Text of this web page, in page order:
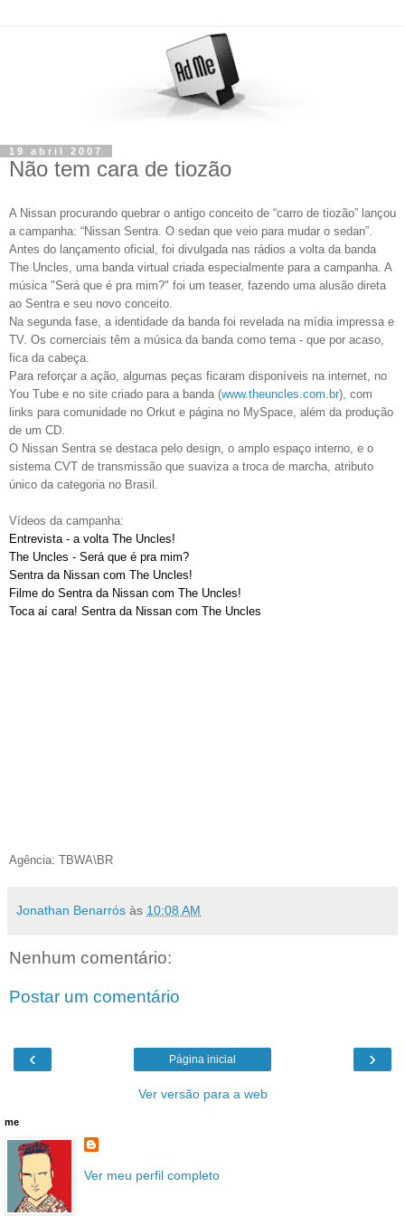
19 abril 2007
Não tem cara de tiozão
A Nissan procurando quebrar o antigo conceito de “carro de tiozão” lançou
a campanha: “Nissan Sentra. O sedan que veio para mudar o sedan”.
Antes do lançamento oficial, foi divulgada nas rádios a volta da banda
The Uncles, uma banda virtual criada especialmente para a campanha. A
música "Será que é pra mim?" foi um teaser, fazendo uma alusão direta
ao Sentra e seu novo conceito.
Na segunda fase, a identidade da banda foi revelada na mídia impressa e
TV. Os comerciais têm a música da banda como tema - que por acaso,
fica da cabeça.
Para reforçar a ação, algumas peças ficaram disponíveis na internet, no
You Tube e no site criado para a banda (www.theuncles.com.br), com
links para comunidade no Orkut e página no MySpace, além da produção
de um CD.
O Nissan Sentra se destaca pelo design, o amplo espaço interno, e o
sistema CVT de transmissão que suaviza a troca de marcha, atributo
único da categoria no Brasil.
Vídeos da campanha:
Entrevista - a volta The Uncles!
The Uncles - Será que é pra mim?
Sentra da Nissan com The Uncles!
Filme do Sentra da Nissan com The Uncles!
Toca aí cara! Sentra da Nissan com The Uncles
Agência: TBWA\BR
Jonathan Benarrós às 10:08 AM
Nenhum comentário:
Postar um comentário
‹ ›
Página inicial
Ver versão para a web
me
Ver meu perfil completo